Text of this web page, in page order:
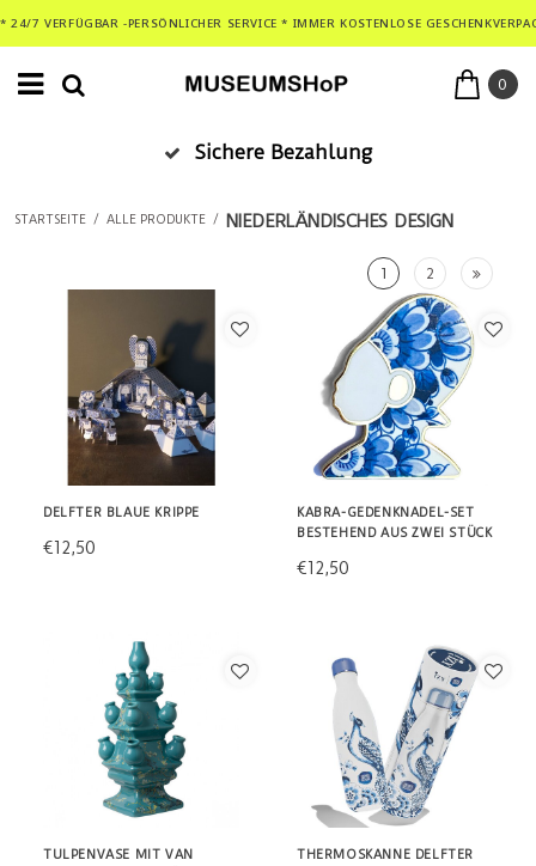
* 24/7 VERFÜGBAR -PERSÖNLICHER SERVICE * IMMER KOSTENLOSE
0
Sichere Bezahlung
STARTSEITE / ALLE PRODUKTE / NIEDERLÄNDISCHES DESIGN
1 2
DELFTER BLAUE KRIPPE
€12,50
KABRA-GEDENKNADEL-SET
BESTEHEND AUS ZWEI STÜCK
€12,50
TULPENVASE MIT VAN
THERMOSKANNE DELFTER